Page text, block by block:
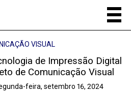
VISUAL
de Impressão Digital
de Comunicação Visual
feira, setembro 16, 2024